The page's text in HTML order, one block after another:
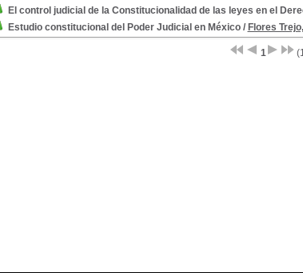
El control judicial de la Constitucionalidad de las leyes en el
Estudio constitucional del Poder Judicial en México/ Flores
1